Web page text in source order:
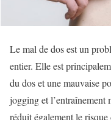
Le mal de dos est un
entier. Elle est
du dos et une mauvaise
jogging et l’entraînement
réduit également le